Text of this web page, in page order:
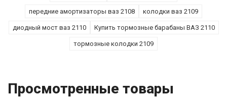
передние амортизаторы ваз 2108 колодки ваз 2109
диодный мост ваз 2110 Купить тормозные барабаны ВАЗ 2110
тормозные колодки 2109
Просмотренные товары